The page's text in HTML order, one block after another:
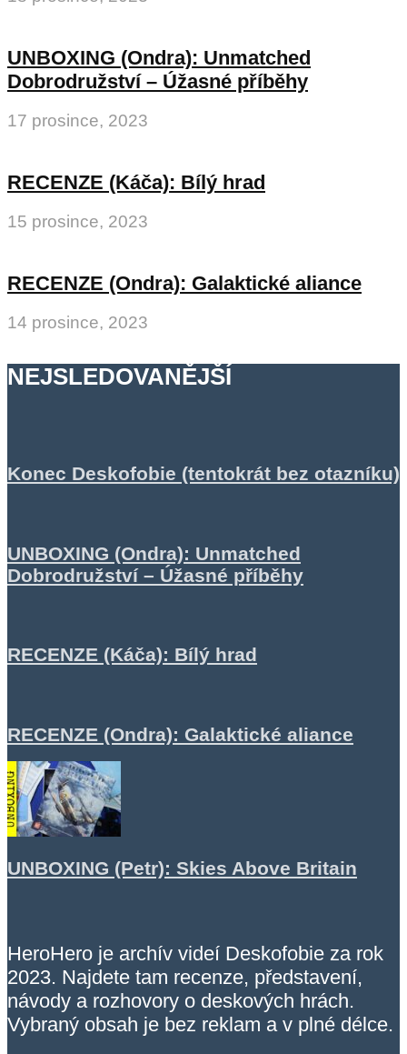
UNBOXING (Ondra): Unmatched
Dobrodružství – Úžasné příběhy
17 prosince, 2023
RECENZE (Káča): Bílý hrad
15 prosince, 2023
RECENZE (Ondra): Galaktické aliance
14 prosince, 2023
NEJSLEDOVANĚJŠÍ
Konec Deskofobie (tentokrát bez otazníku)
UNBOXING (Ondra): Unmatched
Dobrodružství – Úžasné příběhy
RECENZE (Káča): Bílý hrad
RECENZE (Ondra): Galaktické aliance
UNBOXING (Petr): Skies Above Britain
HeroHero je archív videí Deskofobie za rok
2023. Najdete tam recenze, představení,
návody a rozhovory o deskových hrách.
Vybraný obsah je bez reklam a v plné délce.